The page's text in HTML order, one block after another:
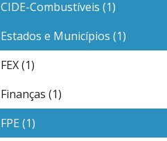
CIDE-Combustíveis (1)
Estados e Municípios (1)
FEX (1)
Finanças (1)
FPE (1)